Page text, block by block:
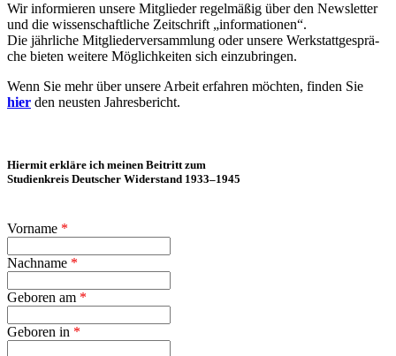
Wir in­for­mie­ren un­se­re Mit­glie­der re­gel­mä­ßig über den News­let­ter
und die wis­sen­schaft­li­che Zeit­schrift „in­for­ma­tio­nen“.
Die jähr­li­che Mit­glie­der­ver­samm­lung oder un­se­re Werk­statt­ge­sprä­
che bie­ten wei­te­re Mög­lich­kei­ten sich einzubringen.
Wenn Sie mehr über un­se­re Ar­beit er­fah­ren möch­ten, fin­den Sie
hier den neus­ten Jahresbericht.
Hier­mit er­klä­re ich mei­nen Bei­tritt zum
Stu­di­en­kreis Deut­scher Wi­der­stand 1933–1945
Vor­na­me *
Nach­na­me *
Ge­bo­ren am *
Ge­bo­ren in *